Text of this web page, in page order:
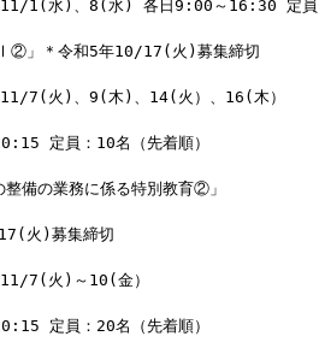
水)、8(水) 各日9:00～16:30 定員：
Ⅰ②」＊令和5年10/17(火)募集締切
火)、9(木)、14(火）、16(木）
員：10名（先着順）
整備の業務に係る特別教育②」
)募集締切
火)～10(金）
員：20名（先着順）